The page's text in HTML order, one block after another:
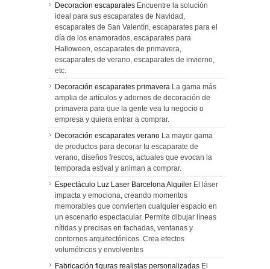
Decoracion escaparates Encuentre la solución
ideal para sus escaparates de Navidad,
escaparates de San Valentín, escaparates para el
día de los enamorados, escaparates para
Halloween, escaparates de primavera,
escaparates de verano, escaparates de invierno,
etc.
Decoración escaparates primavera La gama más
amplia de artículos y adornos de decoración de
primavera para que la gente vea tu negocio o
empresa y quiera entrar a comprar.
Decoración escaparates verano La mayor gama
de productos para decorar tu escaparate de
verano, diseños frescos, actuales que evocan la
temporada estival y animan a comprar.
Espectáculo Luz Laser Barcelona Alquiler El láser
impacta y emociona, creando momentos
memorables que convierten cualquier espacio en
un escenario espectacular. Permite dibujar líneas
nítidas y precisas en fachadas, ventanas y
contornos arquitectónicos. Crea efectos
volumétricos y envolventes
Fabricación figuras realistas personalizadas El